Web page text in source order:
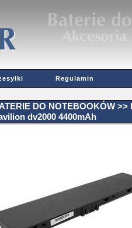
Regulamin
DO NOTEBOOKÓW >>
dv2000 4400mAh